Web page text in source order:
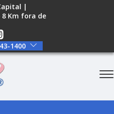
|
Km fora de
1400